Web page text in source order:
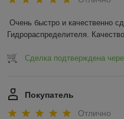
Очень быстро и качественно
Гидрораспределителя.
Сделка подтверждена
Покупатель
Отлично